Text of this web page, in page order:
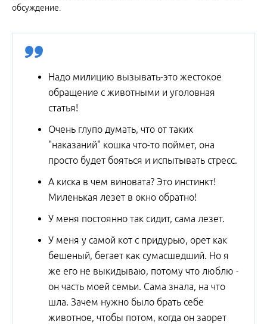
обсуждение.
Надо милицию вызывать-это жестокое
обращение с животными и уголовная
статья!
Очень глупо думать, что от таких
"наказаний" кошка что-то поймет, она
просто будет бояться и испытывать стресс.
А киска в чем виновата? Это инстинкт!
Миленькая лезет в окно обратно!
У меня постоянно так сидит, сама лезет.
У меня у самой кот с придурью, орет как
бешеный, бегает как сумасшедший. Но я
же его не выкидываю, потому что люблю -
он часть моей семьи. Сама знала, на что
шла. Зачем нужно было брать себе
животное, чтобы потом, когда он заорет